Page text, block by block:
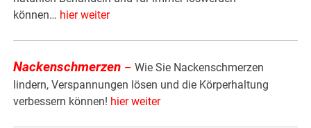
können… hier weiter
Nackenschmerzen – Wie Sie Nackenschmerzen
lindern, Verspannungen lösen und die Körperhaltung
verbessern können! hier weiter